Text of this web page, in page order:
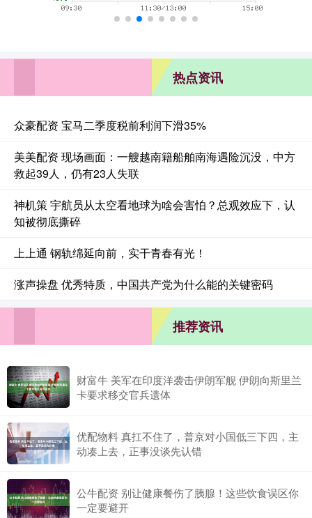
热点资讯
众豪配资 宝马二季度税前利润下滑35%
美美配资 现场画面：一艘越南籍船舶南海遇险沉没，中方
救起39人，仍有23人失联
神机策 宇航员从太空看地球为啥会害怕？总观效应下，认
知被彻底撕碎
上上通 钢轨绵延向前，实干青春有光！
涨声操盘 优秀特质，中国共产党为什么能的关键密码
推荐资讯
财富牛 美军在印度洋袭击伊朗军舰 伊朗向斯里兰
卡要求移交官兵遗体
优配物料 真扛不住了，普京对小国低三下四，主
动凑上去，正事没谈先认错
公牛配资 别让健康餐伤了胰腺！这些饮食误区你
一定要避开